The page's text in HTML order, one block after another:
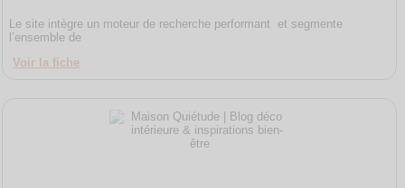
Le site intègre un moteur de recherche performant et segmente
l’ensemble de
Voir la fiche